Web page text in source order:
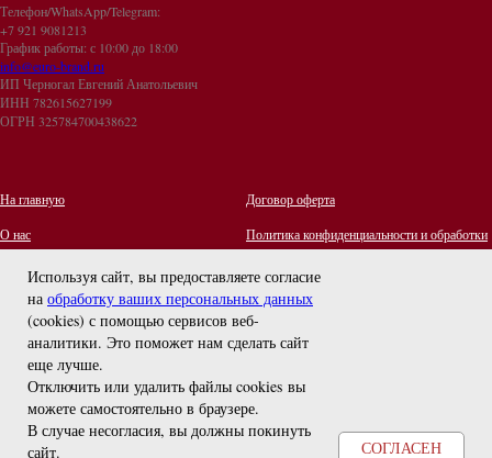
задайте вопрос
Используя сайт, вы предоставляете согласие
на обработку ваших персональных данных
(cookies) с помощью сервисов веб-
аналитики. Это поможет нам сделать сайт
еще лучше.
Отключить или удалить файлы cookies вы
можете самостоятельно в браузере.
В случае несогласия, вы должны покинуть
сайт.
СОГЛАСЕН
Телефон/WhatsApp/Telegram:
+7 921 9081213
График работы: с 10:00 до 18:00
info@euro-brand.ru
ИП Черногал Евгений Анатольевич
ИНН 782615627199
ОГРН 325784700438622
На главную
О нас
Контакты
Отзывы
Договор оферта
Политика конфиденциальности и обработки
персональных данных
Оплата и Доставка